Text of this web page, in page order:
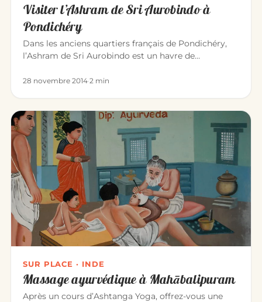
Visiter l’Ashram de Sri Aurobindo à
Pondichéry
Dans les anciens quartiers français de Pondichéry,
l’Ashram de Sri Aurobindo est un havre de
28 novembre 2014·2 min
SUR PLACE · INDE
Massage ayurvédique à Mahābalipuram
Après un cours d’Ashtanga Yoga, offrez-vous une